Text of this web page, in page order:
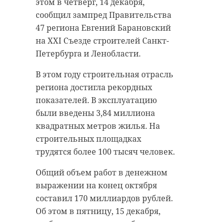
сообщил зампред Правительства
47 региона Евгений Барановский
на XXI Съезде строителей Санкт-
Петербурга и Ленобласти.
В этом году строительная отрасль
региона достигла рекордных
показателей. В эксплуатацию
были введены 3,84 миллиона
квадратных метров жилья. На
строительных площадках
трудятся более 100 тысяч человек.
Общий объем работ в денежном
выражении на конец октября
составил 170 миллиардов рублей.
Об этом в пятницу, 15 декабря,
специалиста и 1 единица техники.
Предварительно, 71-летний
пенсионер на большегрузе выехал
на встречную по ход движения
полосу, где столкнулся с другой
фурой. От удара его зажало. После
в грузовики врезались еще две
машины.
По словам очевидцев, у пожилого
водителя сильно пострадала нога.
Его доставили в больницу
Всеволожска.
В полиции устанавливают
обстоятельства произошедшего.
канале «Цифра 47».
В Ленинградской
области
проводятся работы
по устранению
цифрового
неравенства. В 2023
году в 10 сёлах и
деревнях построены
Андрей Сытник,
председатель
комитета